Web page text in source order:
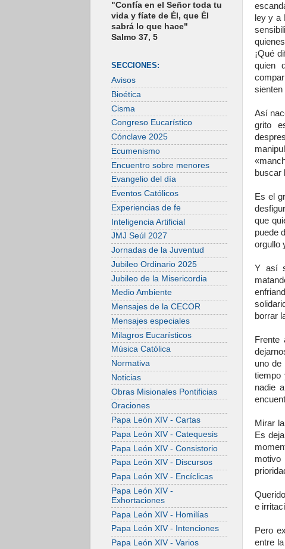
ley y a
¡Qué
quien
sienten
Así
grito
buscar
Es el
que
puede
orgullo
Y así
borrar
uno de
tiempo
nadie
Mirar
Es
e
Pero
entre
"Confía en el Señor toda tu
vida y fíate de Él, que Él
sabrá lo que hace"
Salmo 37, 5
SECCIONES:
Avisos
Bioética
Cisma
Congreso Eucarístico
Cónclave 2025
Ecumenismo
Encuentro sobre menores
Evangelio del día
Eventos Católicos
Experiencias de fe
Inteligencia Artificial
JMJ Seúl 2027
Jornadas de la Juventud
Jubileo Ordinario 2025
Jubileo de la Misericordia
Medio Ambiente
Mensajes de la CECOR
Mensajes especiales
Milagros Eucarísticos
Música Católica
Normativa
Noticias
Obras Misionales Pontificias
Oraciones
Papa León XIV - Cartas
Papa León XIV - Catequesis
Papa León XIV - Consistorio
Papa León XIV - Discursos
Papa León XIV - Encíclicas
Papa León XIV -
Exhortaciones
Papa León XIV - Homilías
Papa León XIV - Intenciones
Papa León XIV - Varios